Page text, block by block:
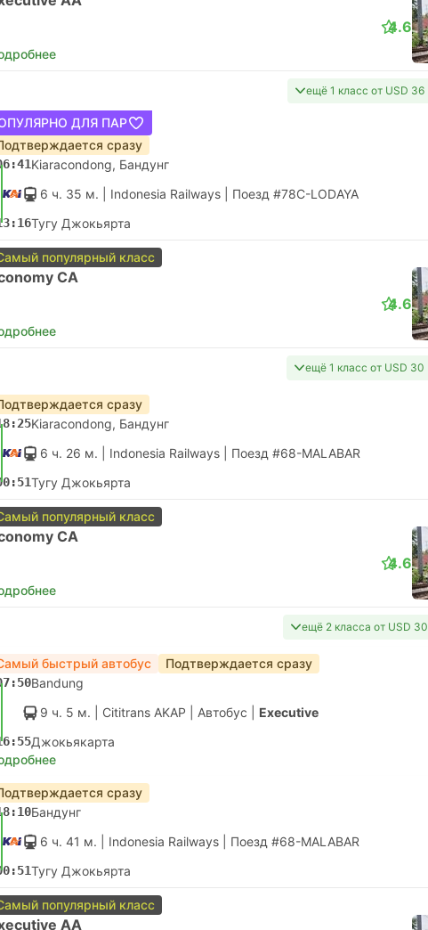
4.6
ещё 1 класс от USD 36
ДЛЯ ПАР
сразу
Kiaracondong, Бандунг
6 ч. 35 м. | Indonesia Railways Поезд #78C-LODAYA
Тугу Джокьярта
популярный класс
CA
4.6
ещё 1 класс от USD 30
сразу
Kiaracondong, Бандунг
6 ч. 26 м. | Indonesia Railways Поезд #68-MALABAR
Тугу Джокьярта
популярный класс
CA
4.6
ещё 2 класса от USD 30
быстрый автобус Подтверждается сразу
Bandung
9 ч. 5 м. | Cititrans AKAP Автобус Executive
Джокьякарта
сразу
Бандунг
6 ч. 41 м. | Indonesia Railways Поезд #68-MALABAR
Тугу Джокьярта
популярный класс
AA